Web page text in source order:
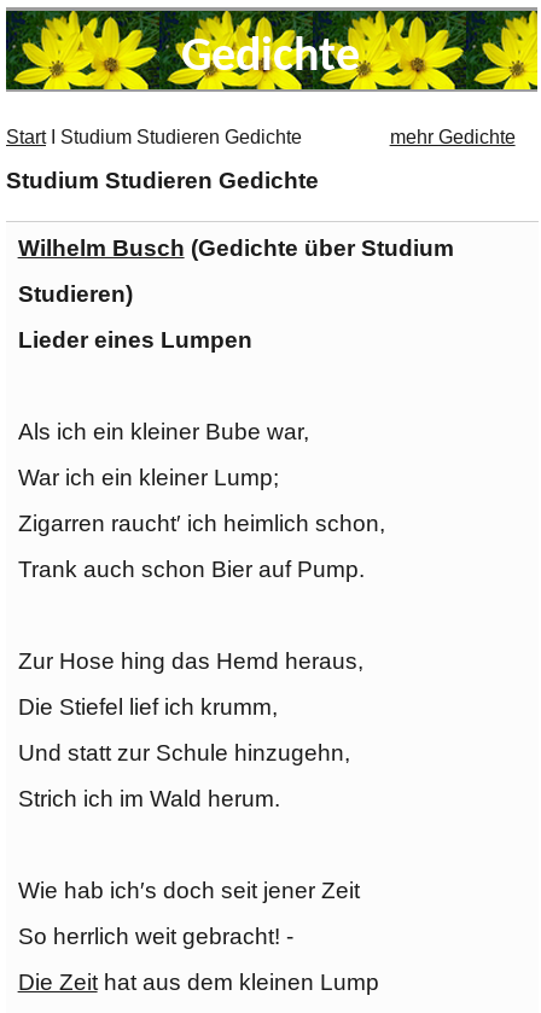
Gedichte
StartI Studium Studieren Gedichte mehr Gedichte
Studium Studieren Gedichte
Wilhelm Busch (Gedichte über Studium
Studieren)
Lieder eines Lumpen
Als ich ein kleiner Bube war,
War ich ein kleiner Lump;
Zigarren raucht′ ich heimlich schon,
Trank auch schon Bier auf Pump.
Zur Hose hing das Hemd heraus,
Die Stiefel lief ich krumm,
Und statt zur Schule hinzugehn,
Strich ich im Wald herum.
Wie hab ich′s doch seit jener Zeit
So herrlich weit gebracht! -
Die Zeithat aus dem kleinen Lump